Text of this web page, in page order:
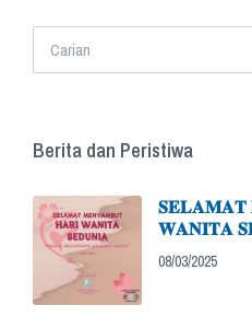
Berita dan Peristiwa
𝐒𝐄𝐋𝐀𝐌𝐀𝐓
𝐖𝐀𝐍𝐈𝐓𝐀
08/03/2025